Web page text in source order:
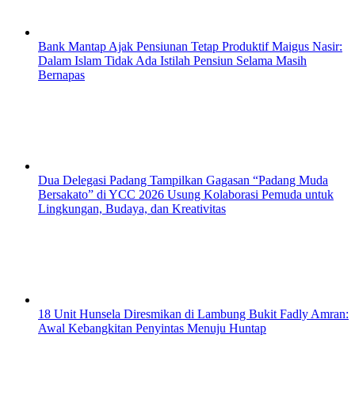
Bank Mantap Ajak Pensiunan Tetap Produktif Maigus Nasir:
Dalam Islam Tidak Ada Istilah Pensiun Selama Masih
Bernapas
Dua Delegasi Padang Tampilkan Gagasan “Padang Muda
Bersakato” di YCC 2026 Usung Kolaborasi Pemuda untuk
Lingkungan, Budaya, dan Kreativitas
18 Unit Hunsela Diresmikan di Lambung Bukit Fadly Amran:
Awal Kebangkitan Penyintas Menuju Huntap